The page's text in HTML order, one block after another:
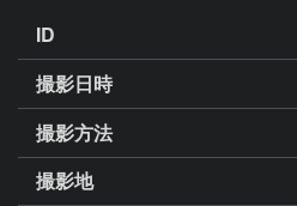
ID
撮影日時
撮影方法
撮影地